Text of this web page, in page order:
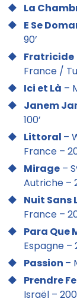
La
E Se
90’
Fratricide
France /
Ici et Là –
Janem
100’
Littoral –
France –
Mirage –
Autriche –
Nuit Sans
France –
Para Que
Espagne –
Passion –
Prendre
Israël –